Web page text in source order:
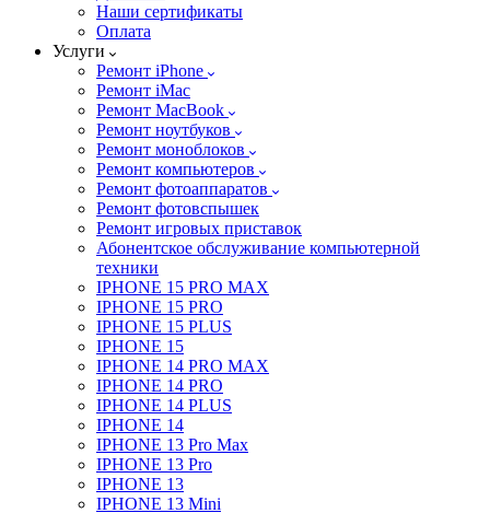
Наши сертификаты
Оплата
Услуги
Ремонт iPhone
Ремонт iMac
Ремонт MacBook
Ремонт ноутбуков
Ремонт моноблоков
Ремонт компьютеров
Ремонт фотоаппаратов
Ремонт фотовспышек
Ремонт игровых приставок
Абонентское обслуживание компьютерной
техники
IPHONE 15 PRO MAX
IPHONE 15 PRO
IPHONE 15 PLUS
IPHONE 15
IPHONE 14 PRO MAX
IPHONE 14 PRO
IPHONE 14 PLUS
IPHONE 14
IPHONE 13 Pro Max
IPHONE 13 Pro
IPHONE 13
IPHONE 13 Mini